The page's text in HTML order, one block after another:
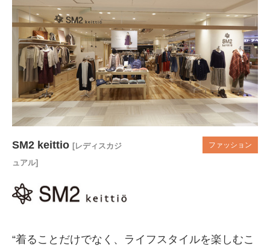
SM2 keittio [レディスカジ
ュアル]
ファッション
“着ることだけでなく、ライフスタイルを楽しむこ